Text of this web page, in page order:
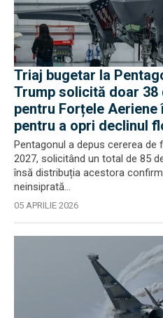
Triaj bugetar la
Trump solicită doar 38
pentru Forțele Aeriene
pentru a opri declinul
Pentagonul a depus cererea de
2027, solicitând un total de 85
însă distribuția acestora
neinsiprată...
05 APRILIE 2026